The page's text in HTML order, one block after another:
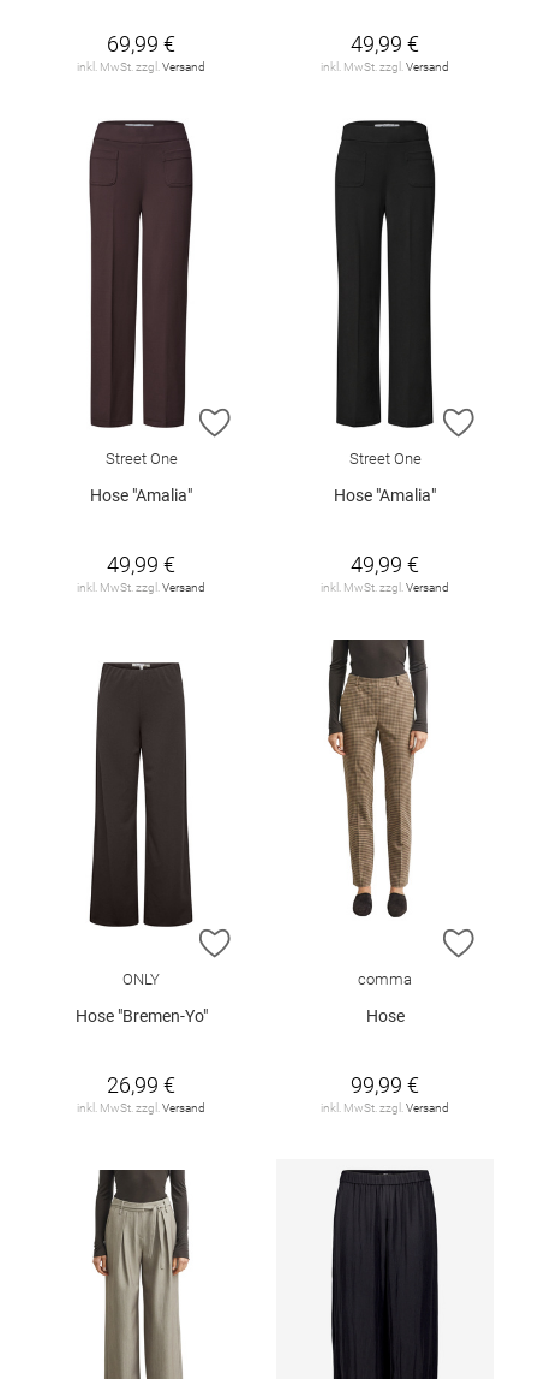
69,99 €
inkl. MwSt. zzgl.Versand
49,99 €
inkl. MwSt. zzgl.Versand
ZUR WUNSCHLISTE HINZUFÜGEN
Street One
Hose "Amalia"
49,99 €
inkl. MwSt. zzgl.Versand
ZUR
Street One
Hose "Amalia"
49,99 €
inkl. MwSt. zzgl.Versand
ZUR WUNSCHLISTE HINZUFÜGEN
ONLY
Hose "Bremen-Yo"
26,99 €
inkl. MwSt. zzgl. Versand
ZUR
comma
Hose
99,99 €
inkl. MwSt. zzgl. Versand